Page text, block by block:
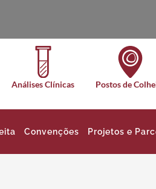
Análises Clínicas Postos de
Convenções Projetos e